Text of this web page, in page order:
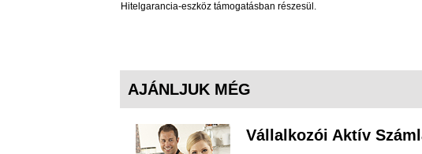
Hitelgarancia-eszköz támogatásban részesül.
AJÁNLJUK MÉG
Vállalkozói Aktív